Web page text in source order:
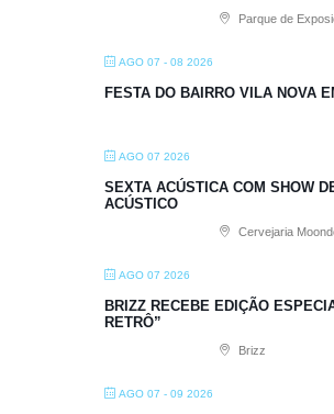
Parque de
AGO 07 - 08 2026
FESTA DO BAIRRO VILA NOVA
AGO 07 2026
SEXTA ACÚSTICA COM SHOW
ACÚSTICO
Cervejaria
AGO 07 2026
BRIZZ RECEBE EDIÇÃO
RETRÔ”
Brizz
AGO 07 - 09 2026